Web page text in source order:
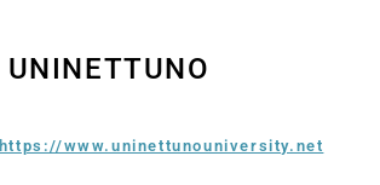
UNINETTUNO
https://www.uninettunouniversity.net